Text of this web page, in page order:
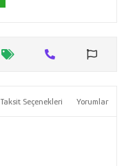
Taksit Seçenekleri Yorumlar